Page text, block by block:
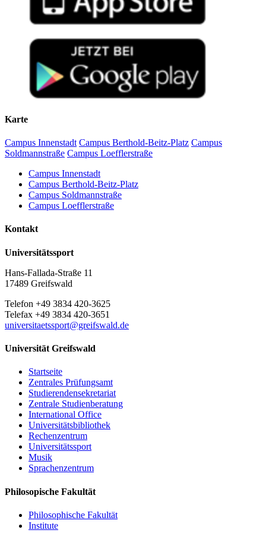
3. Haftungsausschluss
Aus der Teilnahme am Universitätssport sind keinerlei
Haftungsgründe gegen die Universität oder ihre Bediensteten über
die gesetzliche Haftung hinaus ableitbar. Die Nutzung aller durch
das Programm des Universitätssports ausgewiesenen Einrichtungen
erfolgt auf eigene Gefahr. Weder das Land noch die Universität
haften für Unfälle oder Schäden irgendwelcher Art, für Diebstähle,
Karte
Campus Innenstadt Campus Berthold-Beitz-Platz Campus
Soldmannstraße Campus Loefflerstraße
Campus Innenstadt
Campus Berthold-Beitz-Platz
Campus Soldmannstraße
Campus Loefflerstraße
Kontakt
Universitätssport
Hans-Fallada-Straße 11
17489 Greifswald
Telefon +49 3834 420-3625
Telefax +49 3834 420-3651
universitaetssport@greifswald.de
Universität Greifswald
Startseite
Zentrales Prüfungsamt
Studierendensekretariat
Zentrale Studienberatung
International Office
Universitätsbibliothek
Rechenzentrum
Universitätssport
Musik
Sprachenzentrum
Philosopische Fakultät
Philosophische Fakultät
Institute